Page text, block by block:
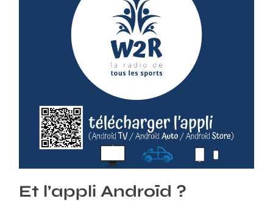
Et l’appli Androïd ?